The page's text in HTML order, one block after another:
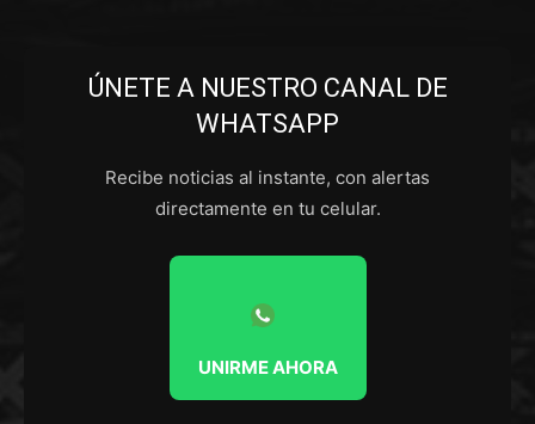
ÚNETE A NUESTRO CANAL DE
WHATSAPP
Recibe noticias al instante, con alertas
directamente en tu celular.
UNIRME AHORA